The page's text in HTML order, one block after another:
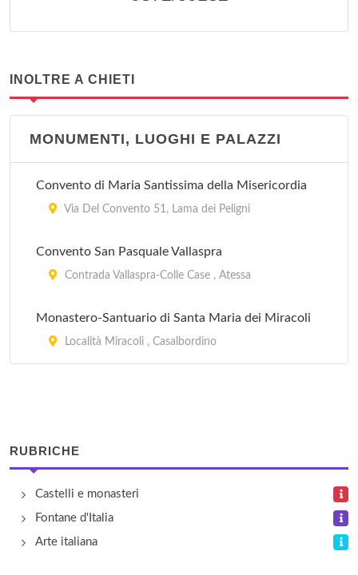
INOLTRE A CHIETI
MONUMENTI, LUOGHI E PALAZZI
Convento di Maria Santissima della Misericordia
Via Del Convento 51, Lama dei Peligni
Convento San Pasquale Vallaspra
Contrada Vallaspra-Colle Case , Atessa
Monastero-Santuario di Santa Maria dei Miracoli
Località Miracoli , Casalbordino
RUBRICHE
Castelli e monasteri
Fontane d'Italia
Arte italiana